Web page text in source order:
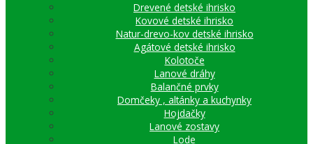
Drevené detské ihrisko
Kovové detské ihrisko
Natur-drevo-kov detské ihrisko
Agátové detské ihrisko
Kolotoče
Lanové dráhy
Balančné prvky
Domčeky , altánky a kuchynky
Hojdačky
Lanové zostavy
Lode